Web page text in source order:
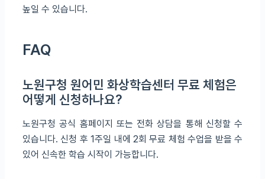
높일 수 있습니다.
FAQ
노원구청 원어민 화상학습센터 무료 체험은
어떻게 신청하나요?
노원구청 공식 홈페이지 또는 전화 상담을 통해 신청할 수
있습니다. 신청 후 1주일 내에 2회 무료 체험 수업을 받을 수
있어 신속한 학습 시작이 가능합니다.